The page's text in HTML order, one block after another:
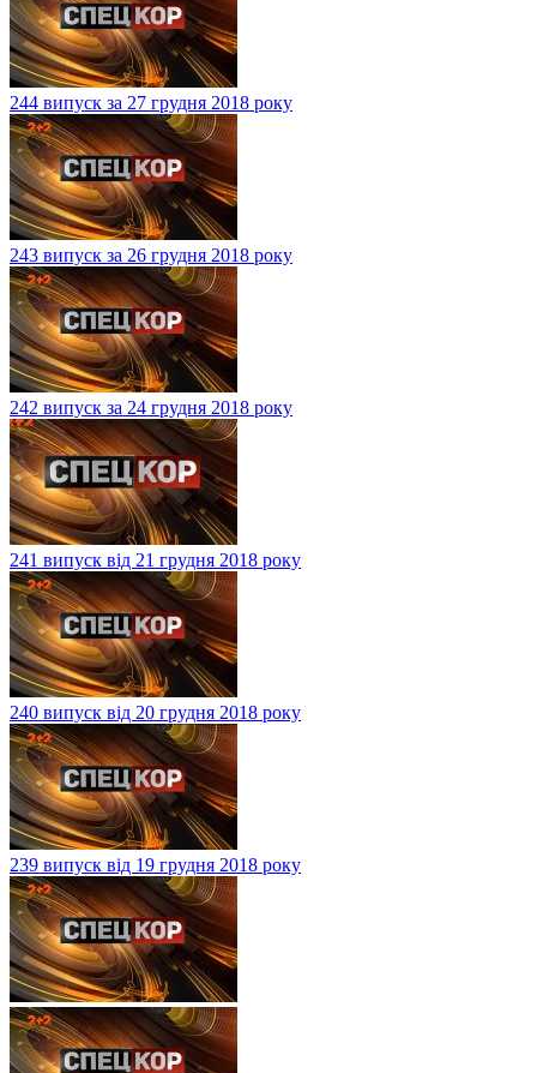
244 випуск за 27 грудня 2018 року
243 випуск за 26 грудня 2018 року
242 випуск за 24 грудня 2018 року
241 випуск від 21 грудня 2018 року
240 випуск від 20 грудня 2018 року
239 випуск від 19 грудня 2018 року